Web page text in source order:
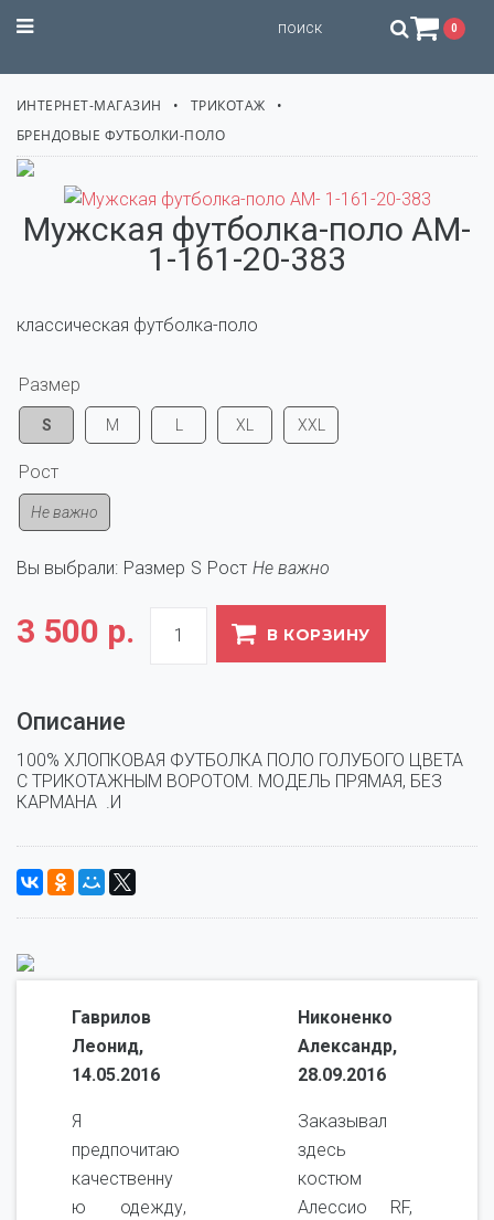
STILISSIMO 0
ИНТЕРНЕТ-МАГАЗИН
ТРИКОТАЖ
БРЕНДОВЫЕ ФУТБОЛКИ-ПОЛО
Мужская футболка-поло AM-
1-161-20-383
классическая футболка-поло
Размер
S M XL XXL
Рост
Не важно
Вы выбрали: Размер S Рост Не важно
3 500 р. В КОРЗИНУ
Описание
100% ХЛОПКОВАЯ ФУТБОЛКА ПОЛО ГОЛУБОГО ЦВЕТА
С ТРИКОТАЖНЫМ ВОРОТОМ. МОДЕЛЬ ПРЯМАЯ, БЕЗ
КАРМАНА  .И
Гаврилов
Леонид,
14.05.2016
Я
предпочитаю
качественну
ю одежду,
Никоненко
Александр,
28.09.2016
Заказывал
здесь
костюм
Алессио RF,